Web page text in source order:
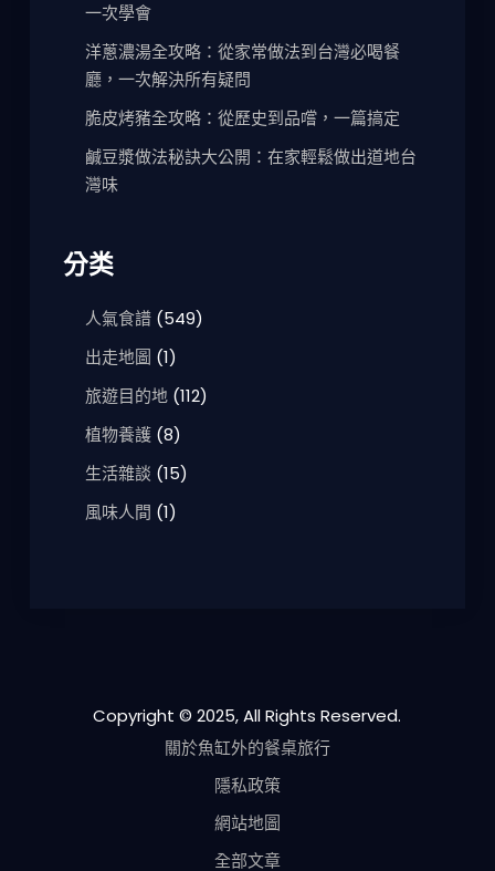
一次學會
洋蔥濃湯全攻略：從家常做法到台灣必喝餐
廳，一次解決所有疑問
脆皮烤豬全攻略：從歷史到品嚐，一篇搞定
鹹豆漿做法秘訣大公開：在家輕鬆做出道地台
灣味
分类
人氣食譜(549)
出走地圖 (1)
旅遊目的地(112)
植物養護(8)
生活雜談 (15)
風味人間 (1)
Copyright © 2025, All Rights Reserved.
關於魚缸外的餐桌旅行
隱私政策
網站地圖
全部文章